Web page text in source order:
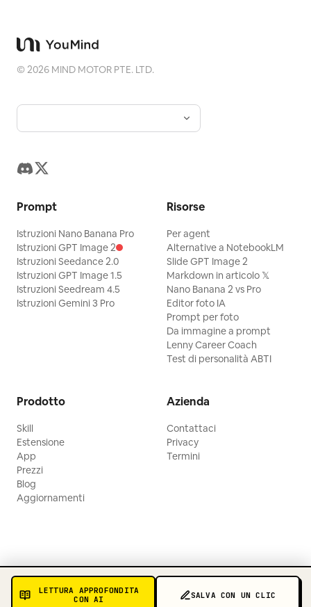
LETTURA APPROFONDITA
CON AI
SALVA CON UN CLIC
©2026 MIND MOTOR PTE. LTD.
Prompt
Istruzioni Nano Banana Pro
Istruzioni GPT Image 2
Istruzioni Seedance 2.0
Istruzioni GPT Image 1.5
Istruzioni Seedream 4.5
Istruzioni Gemini 3 Pro
Risorse
Per agent
Alternative a NotebookLM
Slide GPT Image 2
Markdown in articolo 𝕏
Nano Banana 2 vs Pro
Editor foto IA
Prompt per foto
Da immagine a prompt
Lenny Career Coach
Test di personalità ABTI
Prodotto
Skill
Estensione
App
Prezzi
Blog
Aggiornamenti
Azienda
Contattaci
Privacy
Termini